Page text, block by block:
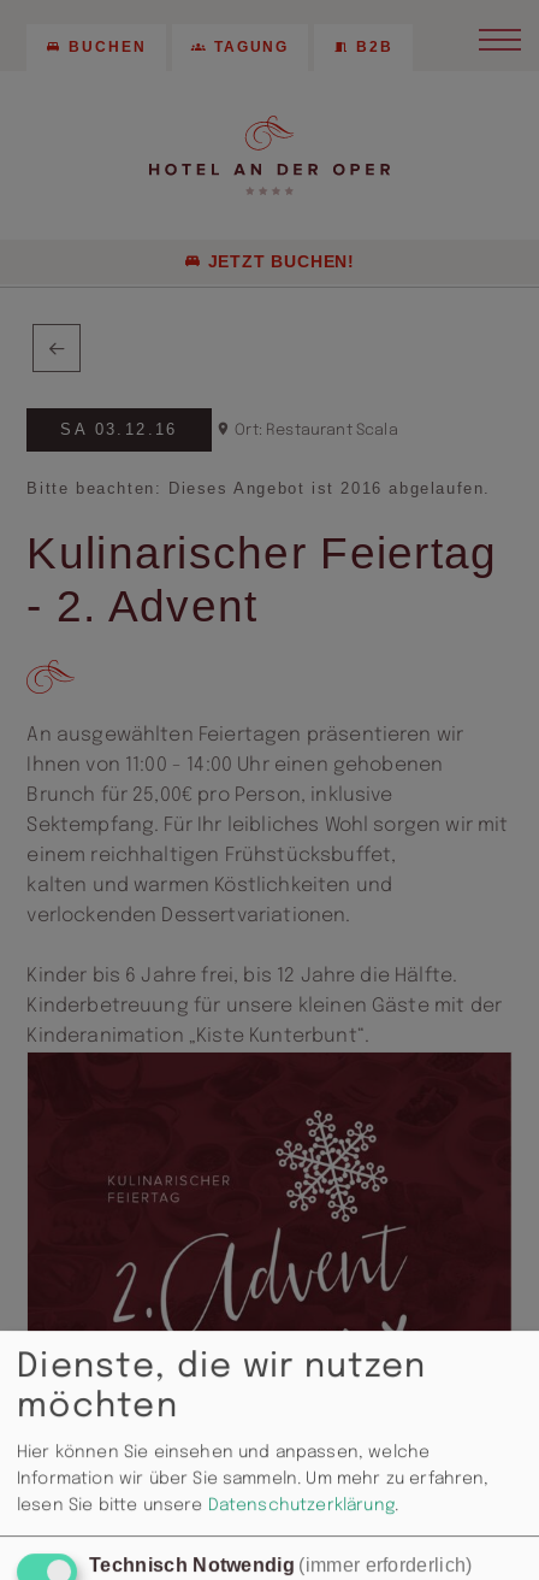
BUCHEN TAGUNG B2B
JETZT BUCHEN!
SA 03.12.16 Ort: Restaurant Scala
Bitte beachten: Dieses Angebot ist 2016 abgelaufen.
Kulinarischer Feiertag
- 2. Advent
An ausgewählten Feiertagen präsentieren wir
Ihnen von 11:00 - 14:00 Uhr einen gehobenen
Brunch für 25,00€ pro Person, inklusive
Sektempfang. Für Ihr leibliches Wohl sorgen wir mit
einem reichhaltigen Frühstücksbuffet,
kalten und warmen Köstlichkeiten und
verlockenden Dessertvariationen.
Kinder bis 6 Jahre frei, bis 12 Jahre die Hälfte.
Kinderbetreuung für unsere kleinen Gäste mit der
Kinderanimation „Kiste Kunterbunt“.
Dienste, die wir nutzen
möchten
Hier können Sie einsehen und anpassen, welche
Information wir über Sie sammeln. Um mehr zu erfahren,
lesen Sie bitte unsere Datenschutzerklärung.
Technisch Notwendig (immer erforderlich)